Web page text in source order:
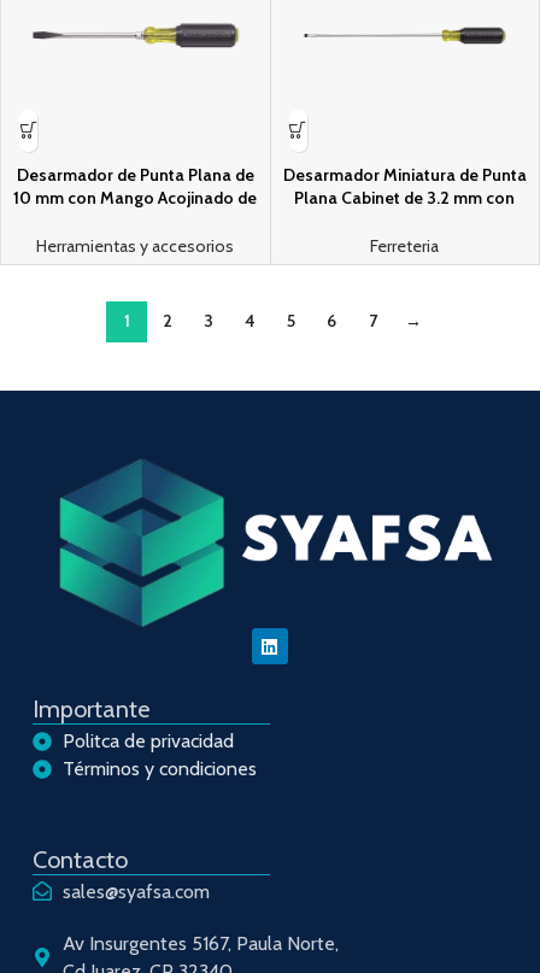
Desarmador de Punta Plana de
10 mm con Mango Acojinado de
Herramientas y accesorios
Desarmador Miniatura de Punta
Plana Cabinet de 3.2 mm con
Ferreteria
1 2 3 4 5 6 7 →
Importante
Politca de privacidad
Términos y condiciones
Contacto
sales@syafsa.com
Av Insurgentes 5167, Paula Norte,